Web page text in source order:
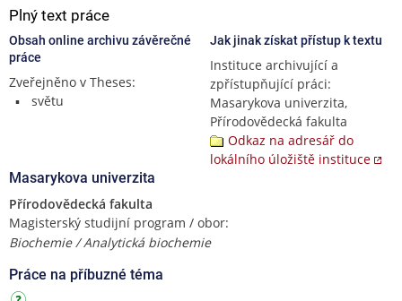
Plný text práce
Obsah online archivu závěrečné
práce
Zveřejněno v Theses:
světu
Jak jinak získat přístup k textu
Instituce archivující a
zpřístupňující práci:
Masarykova univerzita,
Přírodovědecká fakulta
Odkaz na adresář do
lokálního úložiště instituce
Masarykova univerzita
Přírodovědecká fakulta
Magisterský studijní program / obor:
Biochemie / Analytická biochemie
Práce na příbuzné téma